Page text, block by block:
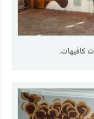
كافيهات.